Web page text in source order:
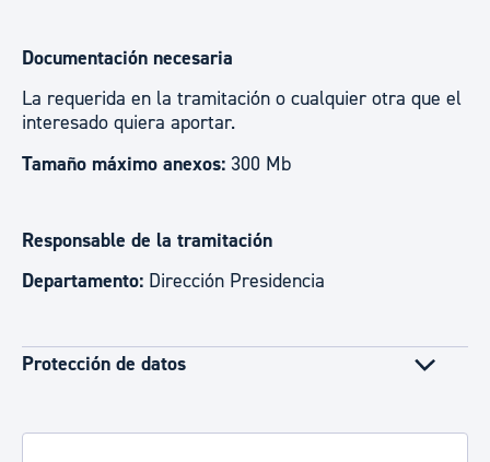
Documentación necesaria
La requerida en la tramitación o cualquier otra que el
interesado quiera aportar.
Tamaño máximo anexos: 300 Mb
Responsable de la tramitación
Departamento: Dirección Presidencia
Protección de datos